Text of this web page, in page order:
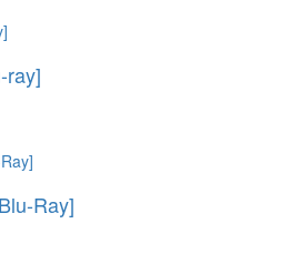
ray]
Ray]